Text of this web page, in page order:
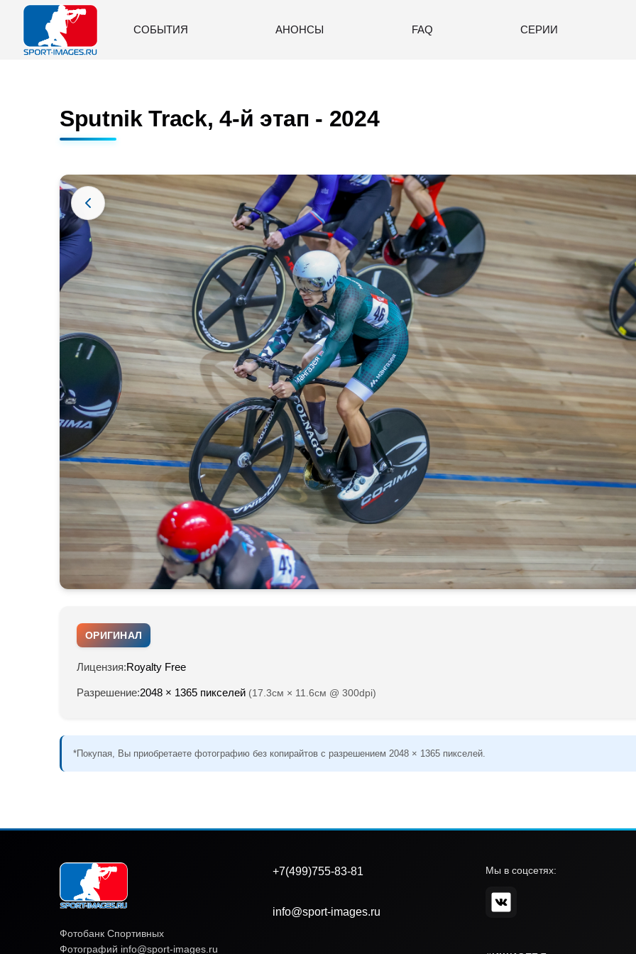
СОБЫТИЯ АНОНСЫ FAQ СЕРИИ
Sputnik Track, 4-й этап - 2024
ОРИГИНАЛ
Лицензия:Royalty Free
Разрешение:2048 × 1365 пикселей (17.3см × 11.6см @ 300dpi)
*Покупая, Вы приобретаете фотографию без копирайтов с разрешением 2048 × 1365 пикселей.
Фотобанк Спортивных
Фотографий info@sport-images.ru
+7(499)755-83-81
info@sport-images.ru
Мы в соцсетях: